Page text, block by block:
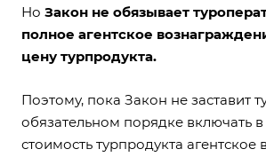
Но Закон не обязывает
полное агентское
цену турпродукта.
Поэтому, пока Закон не заставит
обязательном порядке включать
стоимость турпродукта